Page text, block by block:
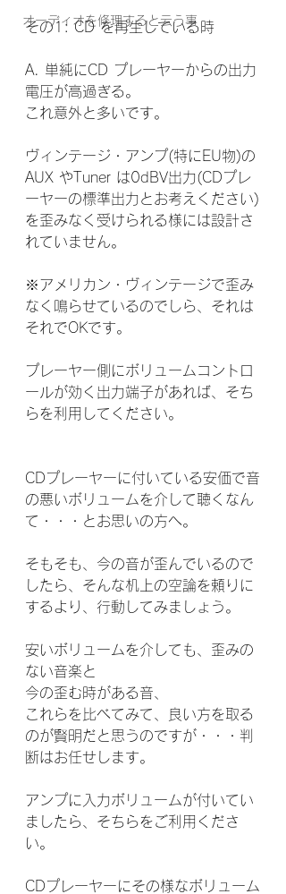
オーディオを修理すると云う事
その1: CD を再生している時
A. 単純にCD プレーヤーからの出力
電圧が高過ぎる。
これ意外と多いです。
ヴィンテージ・アンプ(特にEU物)の
AUX やTuner は0dBV出力(CDプレ
ーヤーの標準出力とお考えください)
を歪みなく受けられる様には設計さ
れていません。
※アメリカン・ヴィンテージで歪み
なく鳴らせているのでしら、それは
それでOKです。
プレーヤー側にボリュームコントロ
ールが効く出力端子があれば、そち
らを利用してください。
CDプレーヤーに付いている安価で音
の悪いボリュームを介して聴くなん
て・・・とお思いの方へ。
そもそも、今の音が歪んでいるので
したら、そんな机上の空論を頼りに
するより、行動してみましょう。
安いボリュームを介しても、歪みの
ない音楽と
今の歪む時がある音、
これらを比べてみて、良い方を取る
のが賢明だと思うのですが・・・判
断はお任せします。
アンプに入力ボリュームが付いてい
ましたら、そちらをご利用くださ
い。
CDプレーヤーにその様なボリューム